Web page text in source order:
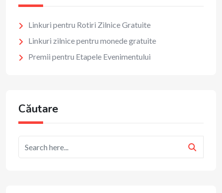
Linkuri pentru Rotiri Zilnice Gratuite
Linkuri zilnice pentru monede gratuite
Premii pentru Etapele Evenimentului
Căutare